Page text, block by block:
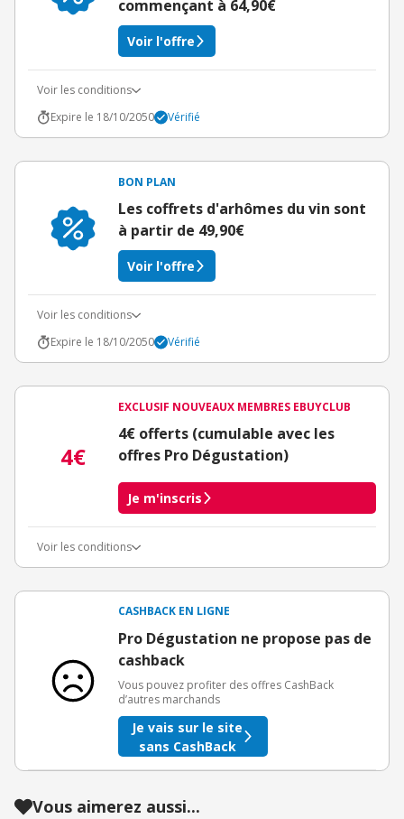
commençant à 64,90€
Voir l'offre
Voir les conditions
Expire le 18/10/2050
Vérifié
BON PLAN
Les coffrets d'arhômes du vin sont
à partir de 49,90€
Voir l'offre
Voir les conditions
Expire le 18/10/2050
Vérifié
4€
EXCLUSIF NOUVEAUX MEMBRES EBUYCLUB
4€ offerts (cumulable avec les
offres Pro Dégustation)
Je m'inscris
Voir les conditions
3€ de bienvenue crédités immédiatement + 1€ supplémentaire
Offre réservée à une toute première inscription chez eBuyClub.
CASHBACK EN LIGNE
Pro Dégustation ne propose pas de
cashback
Vous pouvez profiter des offres CashBack
d’autres marchands
Je vais sur le site
sans CashBack
Vous aimerez aussi...